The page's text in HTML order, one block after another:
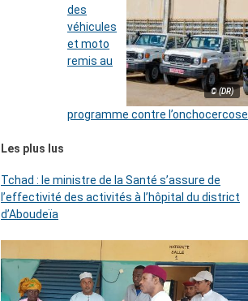
© (DR)
des
véhicules
et moto
remis au
programme contre l’onchocercose
Les plus lus
Tchad : le ministre de la Santé s’assure de
l’effectivité des activités à l’hôpital du district
d’Aboudeïa